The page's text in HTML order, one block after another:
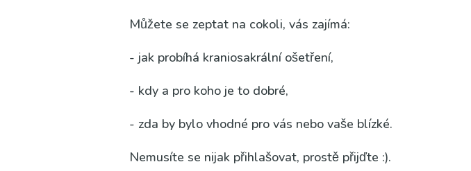
Může­te se zeptat na coko­li, vás zají­má:
- jak pro­bí­há kra­ni­o­sa­král­ní ošet­ře­ní,
- kdy a pro koho je to dob­ré,
- zda by bylo vhod­né pro vás nebo vaše blíz­ké.
Nemu­sí­te se nijak při­hla­šo­vat, pros­tě přijď­te :).